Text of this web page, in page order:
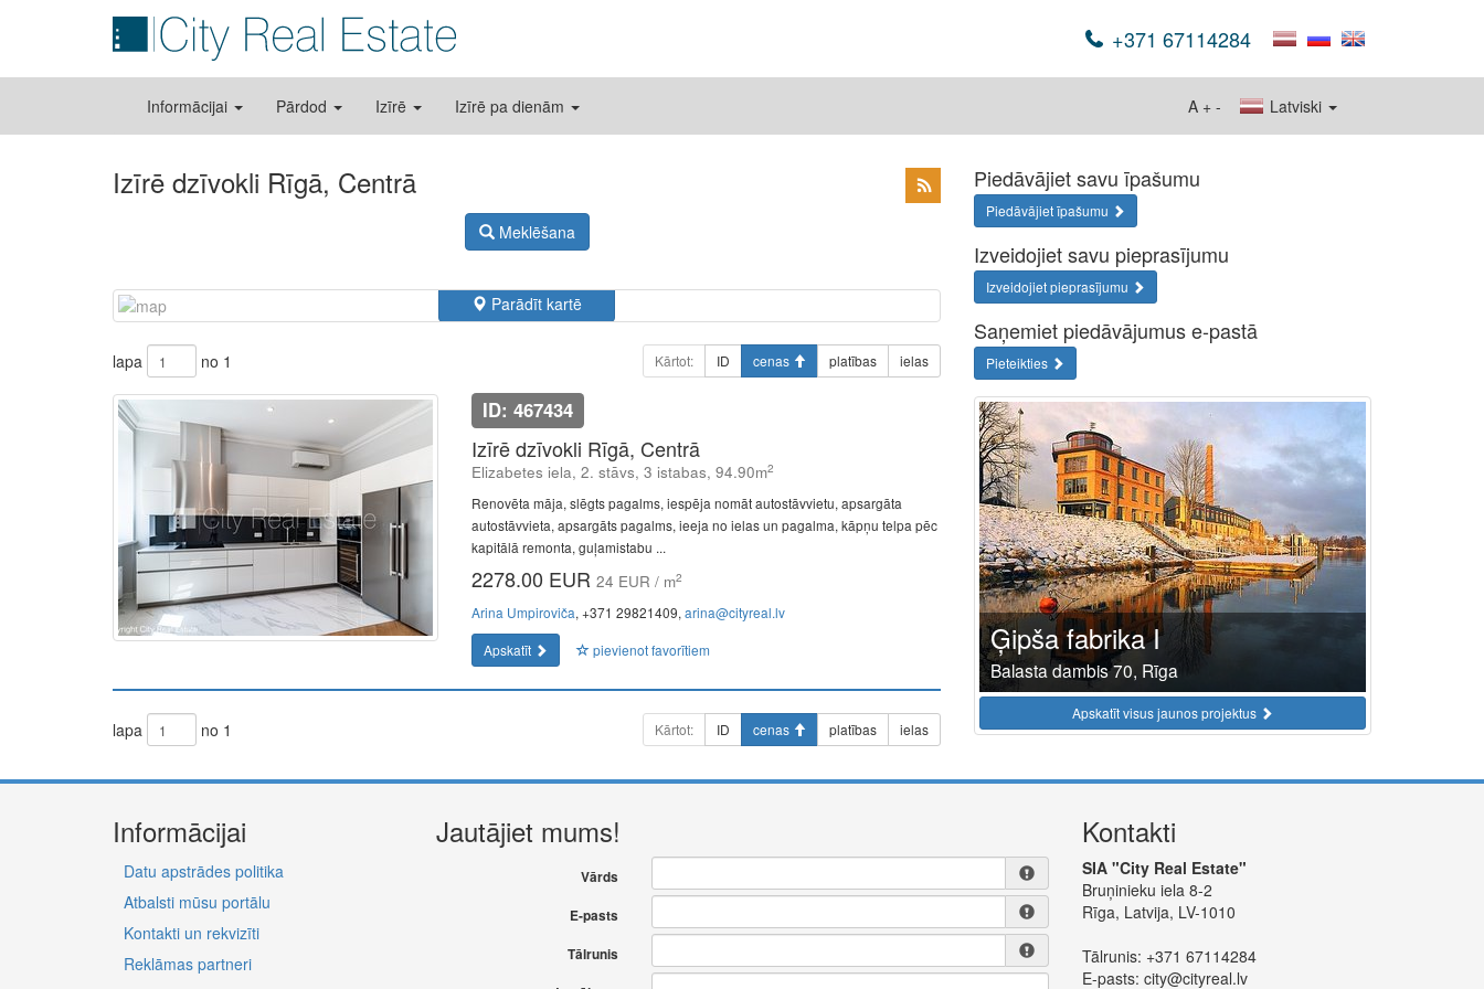
+371 67114284
Informācijai Pārdod Izīrē Izīrē pa dienām Latviski
A + -
Izīrē dzīvokli Rīgā, Centrā
Meklēšana
Parādīt kartē
lapa no 1 Kārtot: ID cenas platības ielas
ID: 467434
Izīrē dzīvokli Rīgā, Centrā
Elizabetes iela, 2. stāvs, 3 istabas, 94.90m2
Renovēta māja, slēgts pagalms, iespēja nomāt autostāvvietu, apsargāta
autostāvvieta, apsargāts pagalms, ieeja no ielas un pagalma, kāpņu telpa pēc
kapitālā remonta, guļamistabu ...
2278.00 EUR 24 EUR / m2
Arina Umpiroviča, +371 29821409, arina@cityreal.lv
Apskatīt
pievienot favorītiem
lapa no 1 Kārtot: ID cenas platības ielas
Piedāvājiet savu īpašumu
Piedāvājiet īpašumu
Izveidojiet savu pieprasījumu
Izveidojiet pieprasījumu
Saņemiet piedāvājumus e-pastā
Pieteikties
Ģipša fabrika I
Balasta dambis 70, Rīga
Apskatīt visus jaunos projektus
Informācijai
Datu apstrādes politika
Atbalsti mūsu portālu
Kontakti un rekvizīti
Reklāmas partneri
Jautājiet mums!
Vārds
E-pasts
Tālrunis
Kontakti
SIA "City Real Estate"
Bruņinieku iela 8-2
Rīga, Latvija, LV-1010
Tālrunis: +371 67114284
E-pasts: city@cityreal.lv